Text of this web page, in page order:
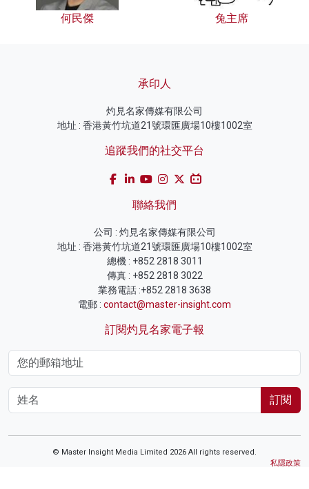
何民傑 兔主席
承印人
灼見名家傳媒有限公司
地址 : 香港黃竹坑道21號環匯廣場10樓1002室
追蹤我們的社交平台
聯絡我們
公司 : 灼見名家傳媒有限公司
地址 : 香港黃竹坑道21號環匯廣場10樓1002室
總機 : +852 2818 3011
傳真 : +852 2818 3022
業務電話 :+852 2818 3638
電郵 : contact@master-insight.com
訂閱灼見名家電子報
訂閱
© Master Insight Media Limited 2026 All rights reserved.
私隱政策